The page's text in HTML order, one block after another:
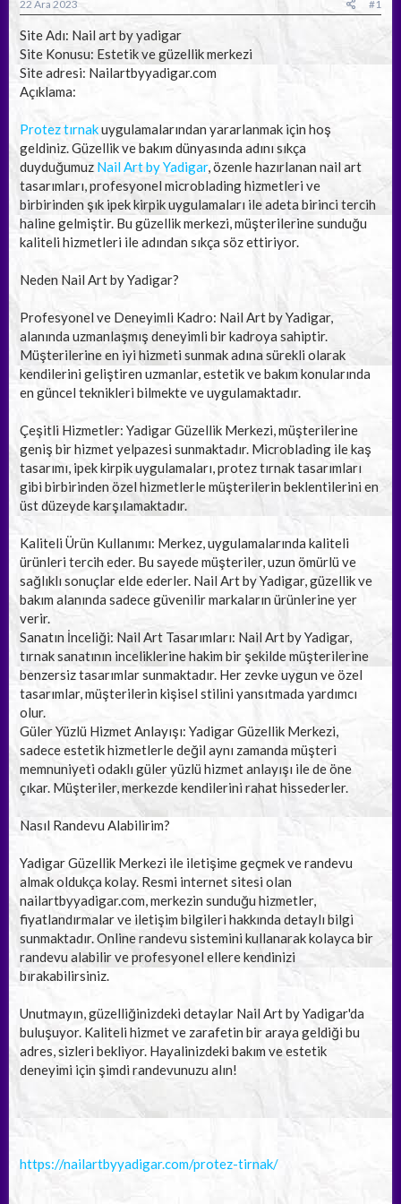
ş
l
a
t
a
n
t
a
r
h
22 Ara 2023 #1
Site Adı: Nail art by yadigar
Site Konusu: Estetik ve güzellik merkezi
Site adresi: Nailartbyyadigar.com
Açıklama:
Protez tırnakuygulamalarından yararlanmak için hoş
geldiniz. Güzellik ve bakım dünyasında adını sıkça
duyduğumuz Nail Art by Yadigar, özenle hazırlanan nail art
tasarımları, profesyonel microblading hizmetleri ve
birbirinden şık ipek kirpik uygulamaları ile adeta birinci tercih
haline gelmiştir. Bu güzellik merkezi, müşterilerine sunduğu
kaliteli hizmetleri ile adından sıkça söz ettiriyor.
Neden Nail Art by Yadigar?
Profesyonel ve Deneyimli Kadro: Nail Art by Yadigar,
alanında uzmanlaşmış deneyimli bir kadroya sahiptir.
Müşterilerine en iyi hizmeti sunmak adına sürekli olarak
kendilerini geliştiren uzmanlar, estetik ve bakım konularında
en güncel teknikleri bilmekte ve uygulamaktadır.
Çeşitli Hizmetler: Yadigar Güzellik Merkezi, müşterilerine
geniş bir hizmet yelpazesi sunmaktadır. Microblading ile kaş
tasarımı, ipek kirpik uygulamaları, protez tırnak tasarımları
gibi birbirinden özel hizmetlerle müşterilerin beklentilerini en
üst düzeyde karşılamaktadır.
Kaliteli Ürün Kullanımı: Merkez, uygulamalarında kaliteli
ürünleri tercih eder. Bu sayede müşteriler, uzun ömürlü ve
sağlıklı sonuçlar elde ederler. Nail Art by Yadigar, güzellik ve
bakım alanında sadece güvenilir markaların ürünlerine yer
verir.
Sanatın İnceliği: Nail Art Tasarımları: Nail Art by Yadigar,
tırnak sanatının inceliklerine hakim bir şekilde müşterilerine
benzersiz tasarımlar sunmaktadır. Her zevke uygun ve özel
tasarımlar, müşterilerin kişisel stilini yansıtmada yardımcı
olur.
Güler Yüzlü Hizmet Anlayışı: Yadigar Güzellik Merkezi,
sadece estetik hizmetlerle değil aynı zamanda müşteri
memnuniyeti odaklı güler yüzlü hizmet anlayışı ile de öne
çıkar. Müşteriler, merkezde kendilerini rahat hissederler.
Nasıl Randevu Alabilirim?
Yadigar Güzellik Merkezi ile iletişime geçmek ve randevu
almak oldukça kolay. Resmi internet sitesi olan
nailartbyyadigar.com, merkezin sunduğu hizmetler,
fiyatlandırmalar ve iletişim bilgileri hakkında detaylı bilgi
sunmaktadır. Online randevu sistemini kullanarak kolayca bir
randevu alabilir ve profesyonel ellere kendinizi
bırakabilirsiniz.
Unutmayın, güzelliğinizdeki detaylar Nail Art by Yadigar'da
buluşuyor. Kaliteli hizmet ve zarafetin bir araya geldiği bu
adres, sizleri bekliyor. Hayalinizdeki bakım ve estetik
deneyimi için şimdi randevunuzu alın!
https://nailartbyyadigar.com/protez-tirnak/